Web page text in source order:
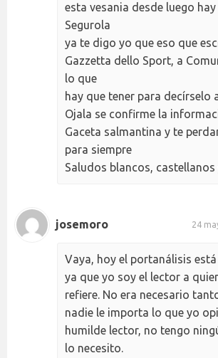
esta vesania desde luego hay
Segurola
ya te digo yo que eso que
Gazzetta dello Sport, a
lo que
hay que tener para decírselo
Ojala se confirme la
Gaceta salmantina y te
para siempre
Saludos blancos,
josemoro 24
Vaya, hoy el portanálisis
ya que yo soy el lector a
refiere. No era necesario
nadie le importa lo que yo
humilde lector, no tengo
lo necesito.